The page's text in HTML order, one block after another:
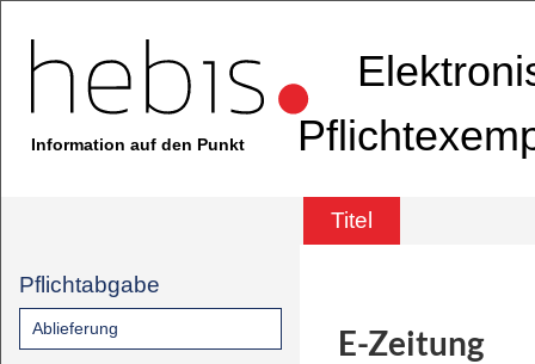
Information auf den Punkt
Titel
Pflichtabgabe
Ablieferung E-Zeitung